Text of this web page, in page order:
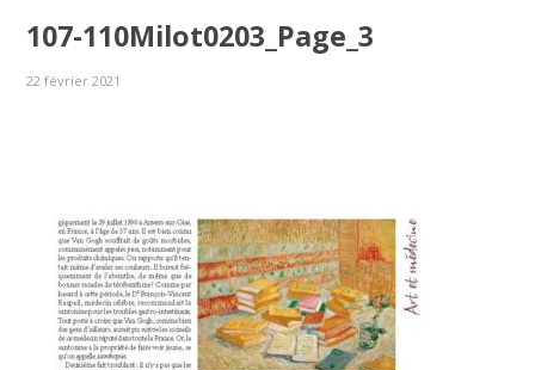
107-110Milot0203_Page_3
22 février 2021